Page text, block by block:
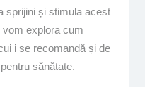
sprijini și stimula acest
explora cum
i se recomandă și de
sănătate.